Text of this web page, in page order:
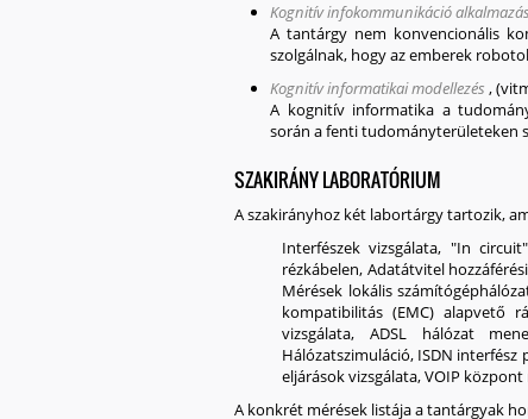
Kognitív infokommunikáció
A tantárgy nem konvencionális
szolgálnak, hogy az emberek
Kognitív informatikai modellezés ,
A kognitív informatika a
során a fenti tudományterületeken
SZAKIRÁNY LABORATÓRIUM
A szakirányhoz két labortárgy tartozik,
Interfészek vizsgálata, "In
rézkábelen, Adatátvitel
Mérések lokális
kompatibilitás (EMC) alapvető
vizsgálata, ADSL hálózat
Hálózatszimuláció, ISDN interfész
eljárások vizsgálata, VOIP
A konkrét mérések listája a tantárgyak